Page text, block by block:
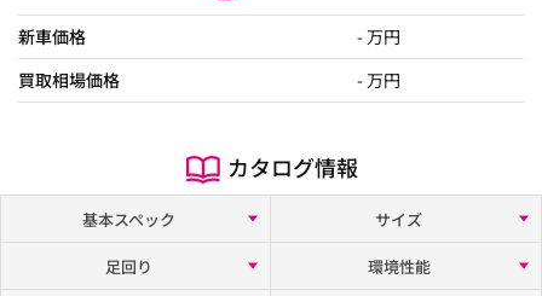
新車価格
- 万円
買取相場価格
- 万円
カタログ情報
基本スペック
サイズ
足回り
環境性能